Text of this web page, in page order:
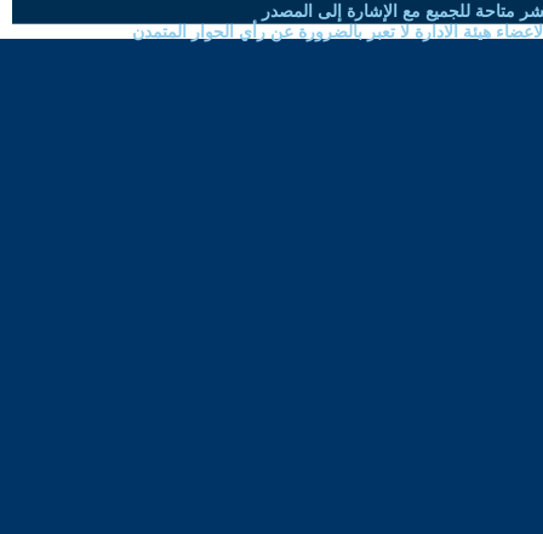
متاحة للجميع مع الإشارة إلى المصدر
هيئة الادارة لا تعبر بالضرورة عن رأي الحوار المتمدن